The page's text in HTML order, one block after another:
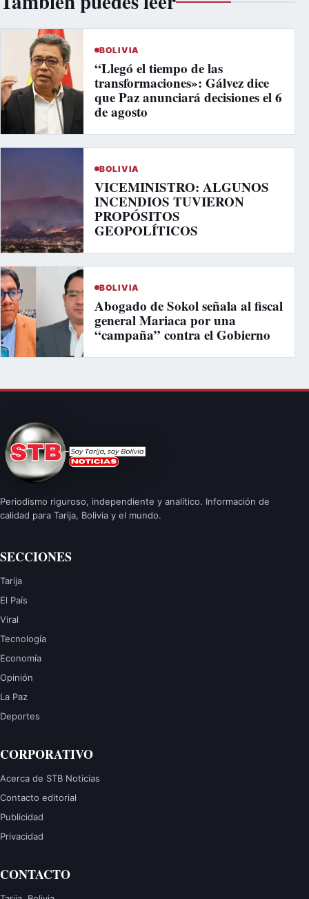
BOLIVIA
“Llegó el tiempo de las
transformaciones»: Gálvez dice
que Paz anunciará decisiones el 6
de agosto
BOLIVIA
VICEMINISTRO: ALGUNOS
INCENDIOS TUVIERON
PROPÓSITOS
GEOPOLÍTICOS
BOLIVIA
Abogado de Sokol señala al fiscal
general Mariaca por una
“campaña” contra el Gobierno
Periodismo riguroso, independiente y analítico. Información de
calidad para Tarija, Bolivia y el mundo.
SECCIONES
Tarija
El País
Viral
Tecnología
Economía
Opinión
La Paz
Deportes
CORPORATIVO
Acerca de STB Noticias
Contacto editorial
Publicidad
Privacidad
CONTACTO